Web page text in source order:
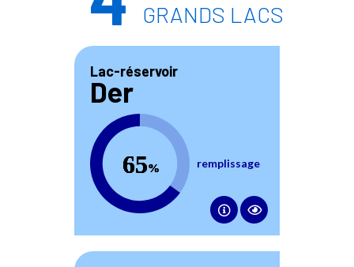
GRANDS LACS
Lac-réservoir
Der
remplissage
percent